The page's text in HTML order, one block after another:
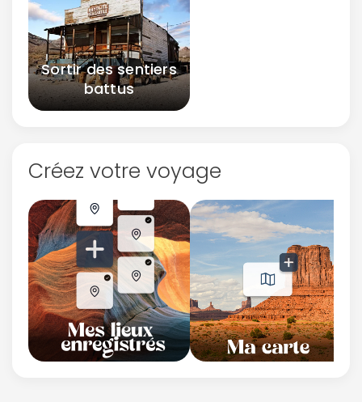
Sortir des sentiers
battus
Créez votre voyage